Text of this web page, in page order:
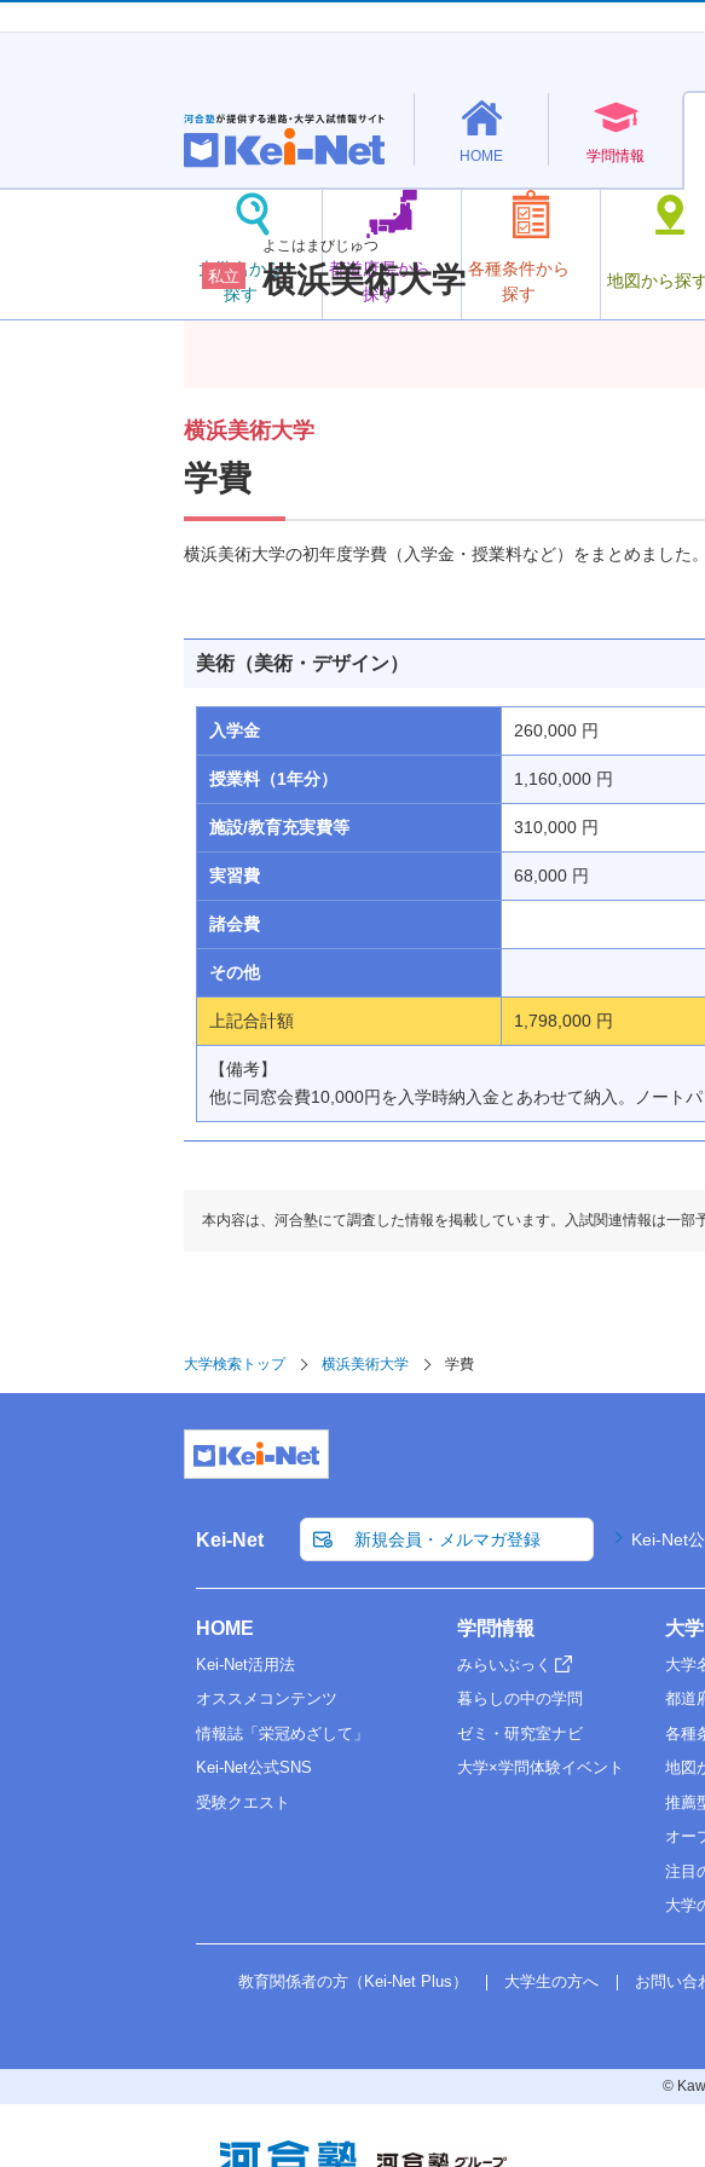
HOME 学問情報
大学名から
探す
都道府県から
探す
各種条件から
探す
地図から探
私立
よこはまびじゅつ
横浜美術大学
横浜美術大学
学費
横浜美術大学の初年度学費（入学金・授業料など）をまとめました。
美術（美術・デザイン）
入学金 260,000 円
授業料（1年分） 1,160,000 円
施設/教育充実費等 310,000 円
実習費 68,000 円
諸会費
その他
上記合計額 1,798,000 円
【備考】
他に同窓会費10,000円を入学時納入金とあわせて納入。ノート
本内容は、河合塾にて調査した情報を掲載しています。入試関連情報は一
大学検索トップ 横浜美術大学 学費
Kei-Net 新規会員・メルマガ登録 Kei-Net
HOME
Kei-Net活用法
オススメコンテンツ
情報誌「栄冠めざして」
Kei-Net公式SNS
受験クエスト
学問情報
みらいぶっく
暮らしの中の学問
ゼミ・研究室ナビ
大学×学問体験イベント
大
大学
都道
各種
地図
推薦
オー
注目
大学
教育関係者の方（Kei-Net Plus） 大学生の方へ お問い合
©